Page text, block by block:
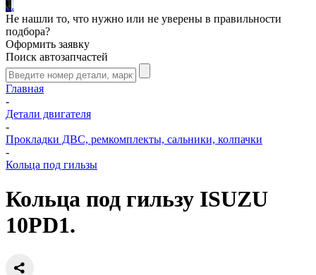
...
Не нашли то, что нужно или не уверены в правильности
подбора?
Оформить заявку
Поиск автозапчастей
Главная
-
Детали двигателя
-
Прокладки ДВС, ремкомплекты, сальники, колпачки
-
Кольца под гильзы
Кольца под гильзу ISUZU
10PD1.